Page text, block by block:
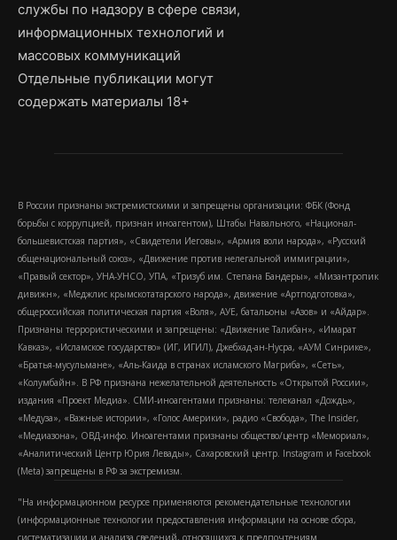
службы по надзору в сфере связи,
информационных технологий и
массовых коммуникаций
Отдельные публикации могут
содержать материалы 18+
В России признаны экстремистскими и запрещены организации: ФБК (Фонд
борьбы с коррупцией, признан иноагентом), Штабы Навального, «Национал-
большевистская партия», «Свидетели Иеговы», «Армия воли народа», «Русский
общенациональный союз», «Движение против нелегальной иммиграции»,
«Правый сектор», УНА-УНСО, УПА, «Тризуб им. Степана Бандеры», «Мизантропик
дивижн», «Меджлис крымскотатарского народа», движение «Артподготовка»,
общероссийская политическая партия «Воля», АУЕ, батальоны «Азов» и «Айдар».
Признаны террористическими и запрещены: «Движение Талибан», «Имарат
Кавказ», «Исламское государство» (ИГ, ИГИЛ), Джебхад-ан-Нусра, «АУМ Синрике»,
«Братья-мусульмане», «Аль-Каида в странах исламского Магриба», «Сеть»,
«Колумбайн». В РФ признана нежелательной деятельность «Открытой России»,
издания «Проект Медиа». СМИ-иноагентами признаны: телеканал «Дождь»,
«Медуза», «Важные истории», «Голос Америки», радио «Свобода», The Insider,
«Медиазона», ОВД-инфо. Иноагентами признаны общество/центр «Мемориал»,
«Аналитический Центр Юрия Левады», Сахаровский центр. Instagram и Facebook
(Metа) запрещены в РФ за экстремизм.
"На информационном ресурсе применяются рекомендательные технологии
(информационные технологии предоставления информации на основе сбора,